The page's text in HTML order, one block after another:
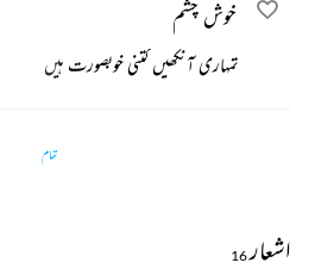
خوش چشم
تمہاری آنکھیں کتنی خوبصورت ہیں
تمام
اشعار16